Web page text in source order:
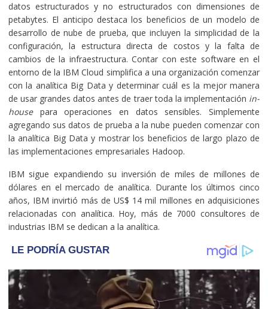
datos estructurados y no estructurados con dimensiones de
petabytes. El anticipo destaca los beneficios de un modelo de
desarrollo de nube de prueba, que incluyen la simplicidad de la
configuración, la estructura directa de costos y la falta de
cambios de la infraestructura. Contar con este software en el
entorno de la IBM Cloud simplifica a una organización comenzar
con la analítica Big Data y determinar cuál es la mejor manera
de usar grandes datos antes de traer toda la implementación in-
housepara operaciones en datos sensibles. Simplemente
agregando sus datos de prueba a la nube pueden comenzar con
la analítica Big Data y mostrar los beneficios de largo plazo de
las implementaciones empresariales Hadoop.
IBM sigue expandiendo su inversión de miles de millones de
dólares en el mercado de analítica. Durante los últimos cinco
años, IBM invirtió más de US$ 14 mil millones en adquisiciones
relacionadas con analítica. Hoy, más de 7000 consultores de
industrias IBM se dedican a la analítica.